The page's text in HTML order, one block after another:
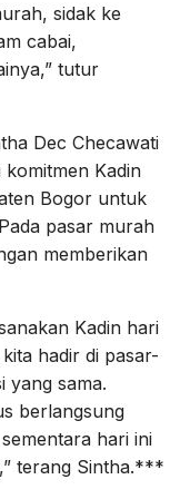
sidak ke
cabai,
tutur
Dec Checawati
Kadin
Bogor untuk
pasar murah
memberikan
Kadin hari
hadir di pasar-
yang sama.
berlangsung
hari ini
terang Sintha.***